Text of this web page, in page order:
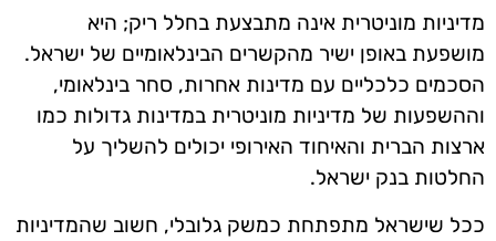
מדיניות מוניטרית אינה מתבצעת בחלל ריק; היא
מושפעת באופן ישיר מהקשרים הבינלאומיים של ישראל.
הסכמים כלכליים עם מדינות אחרות, סחר בינלאומי,
וההשפעות של מדיניות מוניטרית במדינות גדולות כמו
ארצות הברית והאיחוד האירופי יכולים להשליך על
החלטות בנק ישראל.
ככל שישראל מתפתחת כמשק גלובלי, חשוב שהמדיניות